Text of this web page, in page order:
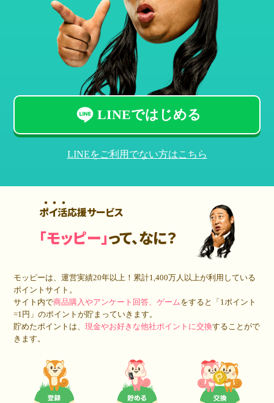
LINEではじめる
LINEをご利用でない方はこちら
ポイ活応援サービス
「モッピー」って、なに？
モッピーは、運営実績20年以上！累計1,400万人 以上が利用している
ポイントサイト。
サイト内で商品購入やアンケート回答、ゲームをすると「1ポイント
=1円」のポイントが貯まっていきます。
貯めたポイントは、現金やお好きな他社ポイントに交換することがで
きます。